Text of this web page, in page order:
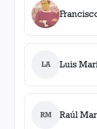
LA Luis
RM Raúl